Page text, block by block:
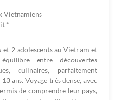
Vietnamiens
*
et 2 adolescents au Vietnam et
entre découvertes
culinaires, parfaitement
ans. Voyage très dense, avec
de comprendre leur pays,